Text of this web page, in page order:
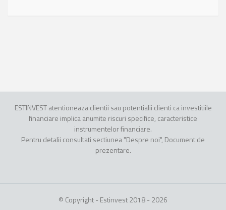
ESTINVEST atentioneaza clientii sau potentialii clienti ca investitiile
financiare implica anumite riscuri specifice, caracteristice
instrumentelor financiare.
Pentru detalii consultati sectiunea "Despre noi", Document de
prezentare.
© Copyright - Estinvest 2018 - 2026